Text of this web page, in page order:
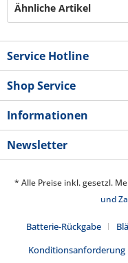
Ähnliche Artikel
Service Hotline
Shop Service
Informationen
Newsletter
* Alle Preise inkl. gesetzl.
und
Batterie-Rückgabe
Konditionsanforderung